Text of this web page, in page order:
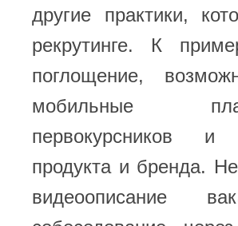
другие практики,
рекрутинге. К
поглощение,
мобильные
первокурсников и
продукта и бренда.
видеоописание